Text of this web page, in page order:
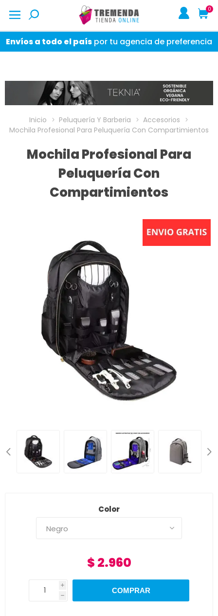
0
Envíos a todo el país por tu agencia de preferencia
Inicio Peluquería Y Barberia
Accesorios
Mochila Profesional Para Peluquería Con Compartimientos
Mochila Profesional Para
Peluquería Con
Compartimientos
Color
$ 2.960
i
h